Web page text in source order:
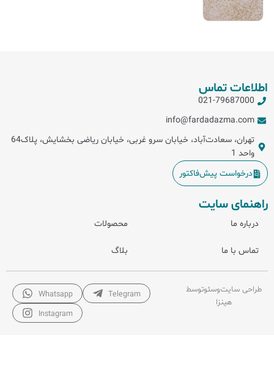
اطلاعات تماس
021-79687000
info@fardadazma.com
تهران، سعادت‌آباد، خیابان سرو غربی، خیابان ریاضی بخشایش، پلاک64
واحد 1
راهنمای سایت
درباره ما محصولات
تماس با ما بلاگ
درخواست پیش‌فاکتور
طراحی سایتوسئوتوسط
هینزا
Whatsapp
Telegram
Instagram